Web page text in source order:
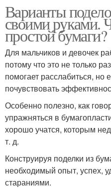
Варианты
своими руками.
простой бумаги?
Для мальчиков и девочек
потому что это не только
помогает расслабиться, но
почувствовать
Особенно полезно, как
упражняться в
хорошо учатся, которым
т. д.
Конструируя поделки из
необходимый опыт, успех,
стараниями.